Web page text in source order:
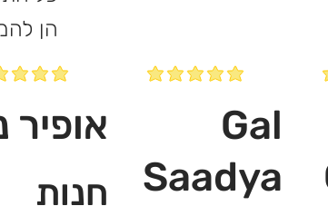
הן
אופיר
חנות
Gal
Saadya